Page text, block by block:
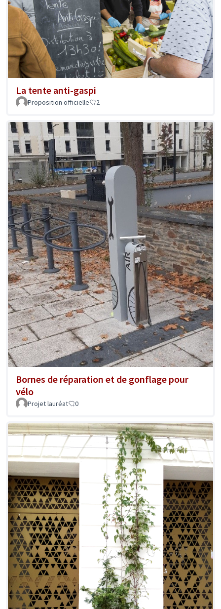
La tente anti-gaspi
Proposition officielle 2
Bornes de réparation et de gonflage pour
vélo
Projet lauréat 0